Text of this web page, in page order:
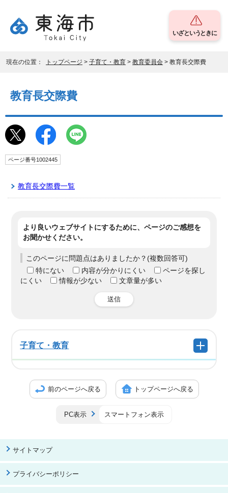
いざというときに
現在の位置： トップページ > 子育て・教育 > 教育委員会 > 教育長交際費
教育長交際費
ページ番号1002445
教育長交際費一覧
より良いウェブサイトにするために、ページのご感想を
お聞かせください。
このページに問題点はありましたか？(複数回答可)
特にない
内容が分かりにくい
ページを探し
にくい
情報が少ない 文章量が多い
送信
子育て・教育
前のページへ戻る トップページへ戻る
PC表示 スマートフォン表示
サイトマップ
プライバシーポリシー